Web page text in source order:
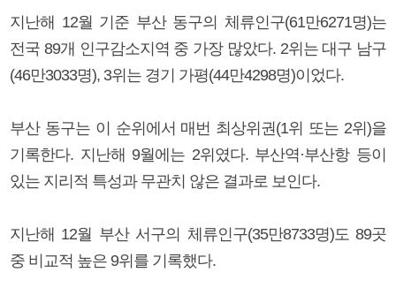
지난해 12월 기준 부산 동구의 체류인구(61만6271명)는
전국 89개 인구감소지역 중 가장 많았다. 2위는 대구 남구
(46만3033명), 3위는 경기 가평(44만4298명)이었다.
부산 동구는 이 순위에서 매번 최상위권(1위 또는 2위)을
기록한다. 지난해 9월에는 2위였다. 부산역·부산항 등이
있는 지리적 특성과 무관치 않은 결과로 보인다.
지난해 12월 부산 서구의 체류인구(35만8733명)도 89곳
중 비교적 높은 9위를 기록했다.